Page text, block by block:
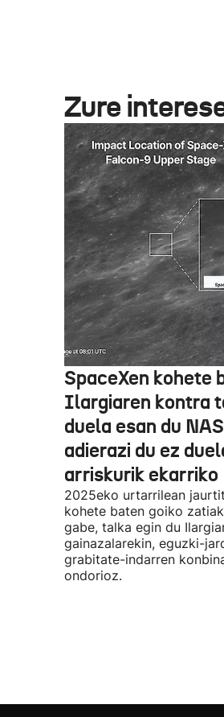
Zure
SpaceXen kohete
Ilargiaren kontra
duela esan du
adierazi du ez
arriskurik ekarriko
2025eko urtarrilean
kohete baten goiko
gabe, talka egin du
gainazalarekin, eguzki-
grabitate-indarren
ondorioz.